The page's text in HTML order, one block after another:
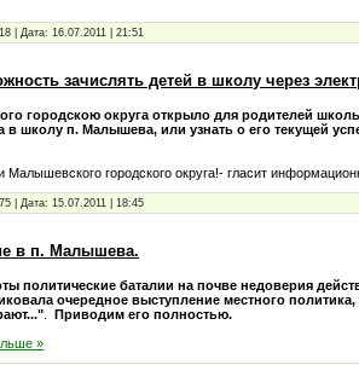
Дата: 16.07.2011 |21:51
зачислять детей в школу через
городскою округа открыло для родителей
в школу п. Малышева, или узнать о его текущей
городского округа!- гласит
Дата: 15.07.2011 |18:45
в п. Малышева.
политические баталии на почве недоверия
очередное выступление местного
.Приводим его полностью.
»